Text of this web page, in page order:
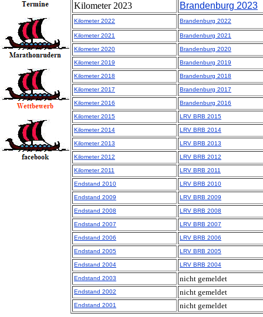
Kilometer 2023 Brandenburg 2023
Kilometer 2022 Brandenburg 2022
Kilometer 2021 Brandenburg 2021
Kilometer 2020 Brandenburg 2020
Kilometer 2019 Brandenburg 2019
Kilometer 2018 Brandenburg 2018
Kilometer 2017 Brandenburg 2017
Kilometer 2016 Brandenburg 2016
Kilometer 2015 LRV BRB 2015
Kilometer 2014 LRV BRB 2014
Kilometer 2013 LRV BRB 2013
Kilometer 2012 LRV BRB 2012
Kilometer 2011 LRV BRB 2011
Endstand 2010 LRV BRB 2010
Endstand 2009 LRV BRB 2009
Endstand 2008 LRV BRB 2008
Endstand 2007 LRV BRB 2007
Endstand 2006 LRV BRB 2006
Endstand 2005 LRV BRB 2005
Endstand 2004 LRV BRB 2004
Endstand 2003 nicht gemeldet
Endstand 2002 nicht gemeldet
Endstand 2001 nicht gemeldet